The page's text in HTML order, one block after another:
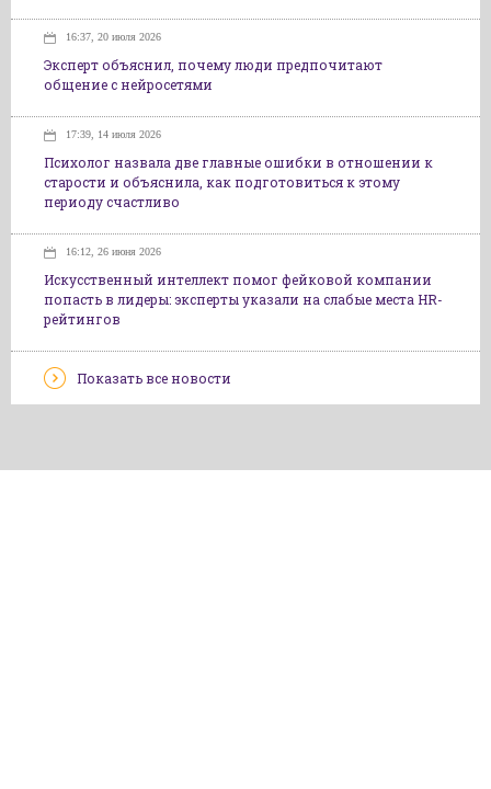
16:37, 20 июля 2026
Эксперт объяснил, почему люди предпочитают
общение с нейросетями
17:39, 14 июля 2026
Психолог назвала две главные ошибки в отношении к
старости и объяснила, как подготовиться к этому
периоду счастливо
16:12, 26 июня 2026
Искусственный интеллект помог фейковой компании
попасть в лидеры: эксперты указали на слабые места HR-
рейтингов
Показать все новости